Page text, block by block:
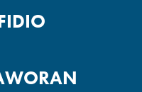
IJA KO ESU ABI